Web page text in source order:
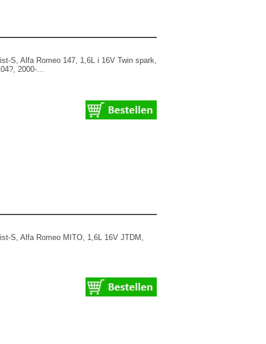
S, Alfa Romeo 147, 1,6L i 16V Twin spark,
2000-...
S, Alfa Romeo MITO, 1,6L 16V JTDM,